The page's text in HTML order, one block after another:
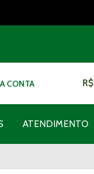
CONTA R$
ATENDIMENTO